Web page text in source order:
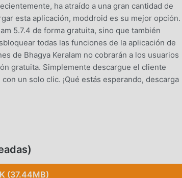
ha atraído a una gran cantidad de
esta aplicación, moddroid es su mejor opción.
5.7.4 de forma gratuita, sino que también
todas las funciones de la aplicación de
de Bhagya Keralam no cobrarán a los usuarios
gratuita. Simplemente descargue el cliente
un solo clic. ¡Qué estás esperando, descarga
tools , Bhagya Keralam proporciona una
gratis! Además, moddroid también es
(37.44MB)